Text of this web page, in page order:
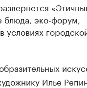
блюда, эко-форум,
условиях
Илье